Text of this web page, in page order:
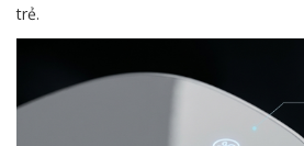
trẻ.